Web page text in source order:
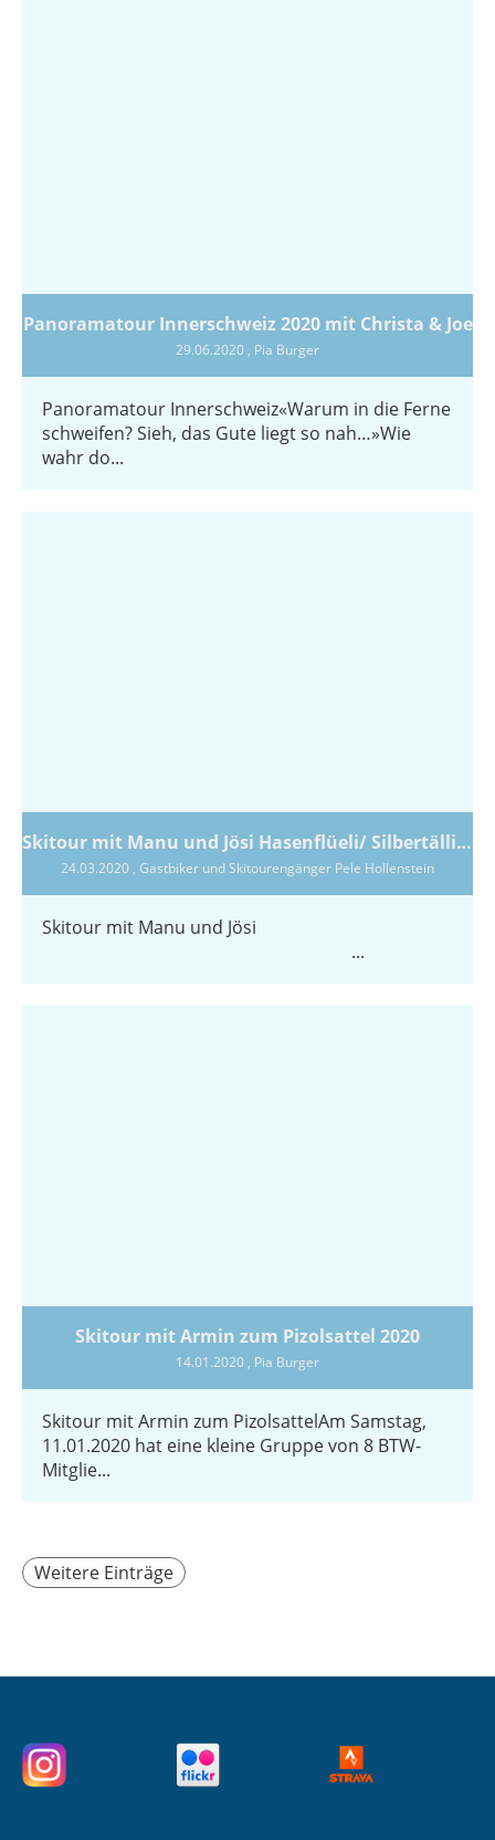
Panoramatour Innerschweiz 2020 mit Christa & Joe
29.06.2020 , Pia Burger
Panoramatour Innerschweiz«Warum in die Ferne
schweifen? Sieh, das Gute liegt so nah…»Wie
wahr do...
Skitour mit Manu und Jösi Hasenflüeli/ Silbertälli und Schollberg 2020
24.03.2020 , Gastbiker und Skitourengänger Pele Hollenstein
Skitour mit Manu und Jösi
...
Skitour mit Armin zum Pizolsattel 2020
14.01.2020 , Pia Burger
Skitour mit Armin zum PizolsattelAm Samstag,
11.01.2020 hat eine kleine Gruppe von 8 BTW-
Mitglie...
Weitere Einträge